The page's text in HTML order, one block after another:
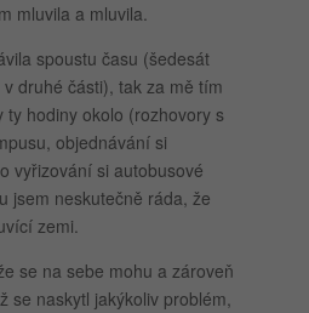
mluvila a mluvila.
spoustu času (šedesát
druhé části), tak za mě tím
hodiny okolo (rozhovory s
objednávání si
vyřizování si autobusové
jsem neskutečně ráda, že
zemi.
se na sebe mohu a zároveň
se naskytl jakýkoliv problém,